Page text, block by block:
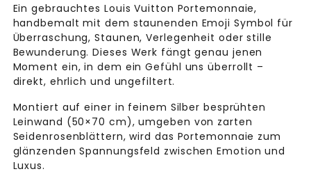
Ein gebrauchtes Louis Vuitton Portemonnaie,
handbemalt mit dem staunenden Emoji Symbol für
Überraschung, Staunen, Verlegenheit oder stille
Bewunderung. Dieses Werk fängt genau jenen
Moment ein, in dem ein Gefühl uns überrollt –
direkt, ehrlich und ungefiltert.
Montiert auf einer in feinem Silber besprühten
Leinwand (50×70 cm), umgeben von zarten
Seidenrosenblättern, wird das Portemonnaie zum
glänzenden Spannungsfeld zwischen Emotion und
Luxus.